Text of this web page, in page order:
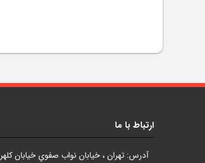
ارتباط با ما
آدرس: تهران ، خيابان نواب صفوي خيابان کلهر